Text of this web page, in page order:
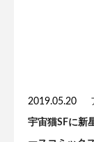
2019.05.20
宇宙猫SFに新